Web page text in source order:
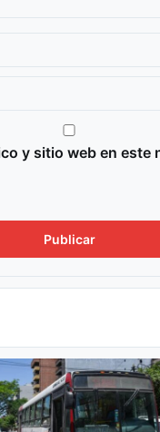
y sitio web en este